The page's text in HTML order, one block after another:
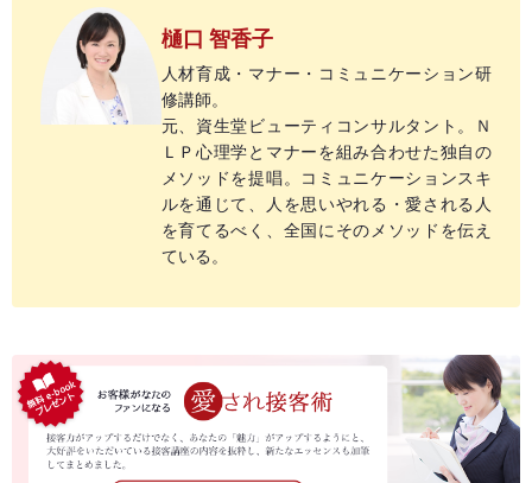
樋口 智香子
人材育成・マナー・コミュニケーション研
修講師。
元、資生堂ビューティコンサルタント。Ｎ
ＬＰ心理学とマナーを組み合わせた独自の
メソッドを提唱。コミュニケーションスキ
ルを通じて、人を思いやれる・愛される人
を育てるべく、全国にそのメソッドを伝え
ている。